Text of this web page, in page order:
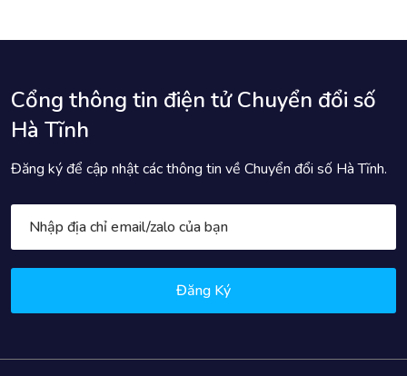
Cổng thông tin điện tử Chuyển đổi số
Hà Tĩnh
Đăng ký để cập nhật các thông tin về Chuyển đổi số Hà Tĩnh.
Đăng Ký